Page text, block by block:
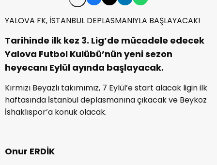
YALOVA FK, İSTANBUL DEPLASMANIYLA BAŞLAYACAK!
Tarihinde ilk kez 3. Lig’de mücadele edecek
Yalova Futbol Kulübü’nün yeni sezon
heyecanı Eylül ayında başlayacak.
Kırmızı Beyazlı takımımız, 7 Eylül’e start alacak ligin ilk
haftasında İstanbul deplasmanına çıkacak ve Beykoz
İshaklıspor’a konuk olacak.
Onur ERDİK